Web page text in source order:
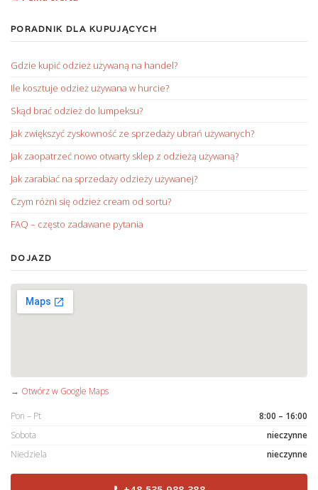
PORADNIK DLA KUPUJĄCYCH
Gdzie kupić odzież używaną na handel?
Ile kosztuje odzież używana w hurcie?
Skąd brać odzież do lumpeksu?
Jak zwiększyć zyskowność ze sprzedaży ubrań używanych?
Jak zaopatrzeć nowo otwarty sklep z odzieżą używaną?
Jak zarabiać na sprzedaży odzieży używanej?
Czym różni się odzież cream od sortu?
FAQ – często zadawane pytania
DOJAZD
→ Otwórz w Google Maps
Pon – Pt
8:00 – 16:00
Sobota
nieczynne
Niedziela
nieczynne